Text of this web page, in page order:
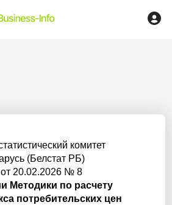
комитет
(Белстат РБ)
20.02.2026 № 8
Методики по расчету
потребительских цен